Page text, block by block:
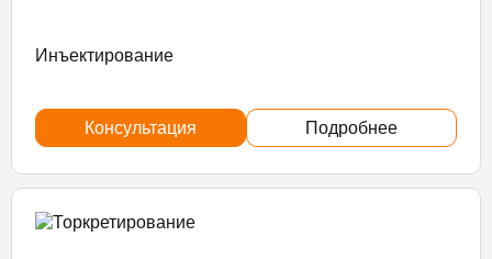
Инъектирование
Консультация Подробнее